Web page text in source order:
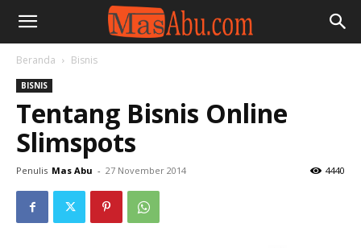
Beranda Bisnis
BISNIS
Tentang Bisnis Online
Slimspots
Penulis Mas Abu - 27 November 2014 4440